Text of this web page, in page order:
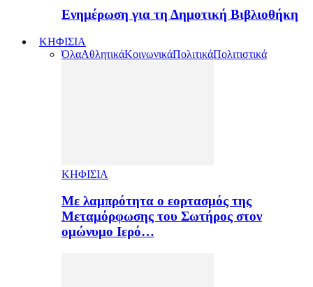
Ενημέρωση για τη Δημοτική Βιβλιοθήκη
ΚΗΦΙΣΙΑ
ΌλαΑθλητικάΚοινωνικάΠολιτικάΠολιτιστικά
ΚΗΦΙΣΙΑ
Με λαμπρότητα ο εορτασμός της
Μεταμόρφωσης του Σωτήρος στον
ομώνυμο Ιερό…